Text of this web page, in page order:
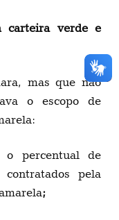
carteira verde e
mas que não
o escopo de
o percentual de
pela
;